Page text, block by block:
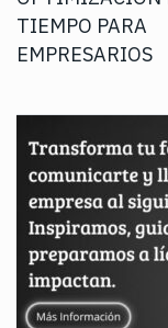
TIEMPO PARA
EMPRESARIOS